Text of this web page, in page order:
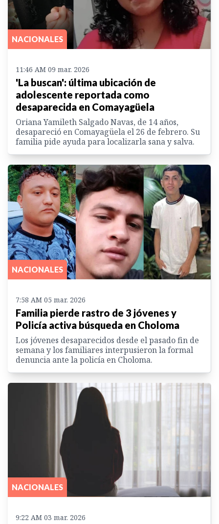
NACIONALES
11:46 AM 09 mar. 2026
'La buscan': última ubicación de
adolescente reportada como
desaparecida en Comayagüela
Oriana Yamileth Salgado Navas, de 14 años,
desapareció en Comayagüela el 26 de febrero. Su
familia pide ayuda para localizarla sana y salva.
NACIONALES
7:58 AM 05 mar. 2026
Familia pierde rastro de 3 jóvenes y
Policía activa búsqueda en Choloma
Los jóvenes desaparecidos desde el pasado fin de
semana y los familiares interpusieron la formal
denuncia ante la policía en Choloma.
NACIONALES
9:22 AM 03 mar. 2026